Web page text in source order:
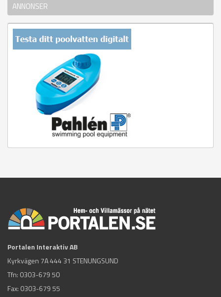
ANNONSER
Portalen Interaktiv AB
Kyrkvägen 7A 444 31 STENUNGSUND
Tfn: 0303-679 50
Fax: 0303-679 55